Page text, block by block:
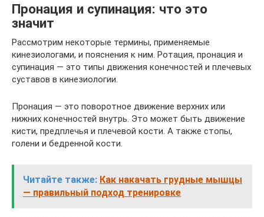
Пронация и супинация: что это
значит
Рассмотрим некоторые термины, применяемые
кинезиологами, и пояснения к ним. Ротация, пронация и
супинация — это типы движения конечностей и плечевых
суставов в кинезиологии.
Пронация — это поворотное движение верхних или
нижних конечностей внутрь. Это может быть движение
кисти, предплечья и плечевой кости. А также стопы,
голени и бедренной кости.
Читайте также: Как накачать грудные мышцы
— правильный подход тренировке